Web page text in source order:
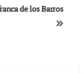
de los Barros